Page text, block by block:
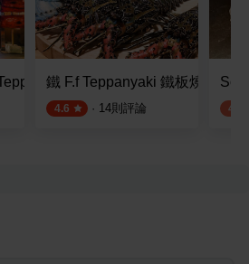
鐵 F.f Teppanyaki 鐵板燒 西門
4.6 · 14則評論 4.2